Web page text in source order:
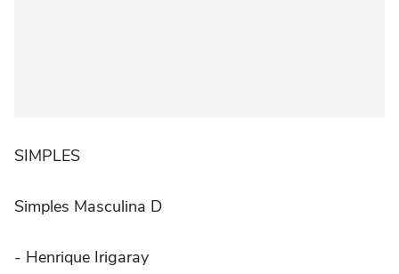
SIMPLES
Simples Masculina D
- Henrique Irigaray